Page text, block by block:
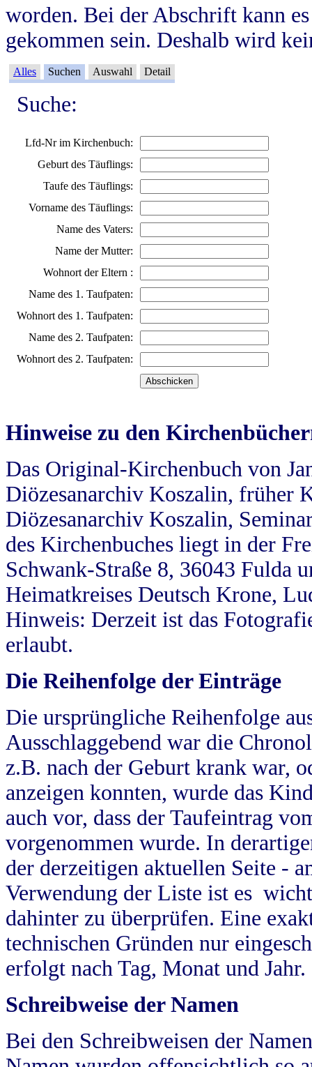
worden. Bei der Abschrift kann
gekommen sein. Deshalb wird
Alles Suchen Auswahl Detail
Suche:
Lfd-Nr im Kirchenbuch:
Geburt des Täuflings:
Taufe des Täuflings:
Vorname des Täuflings:
Name des Vaters:
Name der Mutter:
Wohnort der Eltern :
Name des 1. Taufpaten:
Wohnort des 1. Taufpaten:
Name des 2. Taufpaten:
Wohnort des 2. Taufpaten:
Hinweise zu den
Das Original-Kirchenbuch von
Diözesanarchiv Koszalin, früher
Diözesanarchiv Koszalin,
des Kirchenbuches liegt in der
Schwank-Straße 8, 36043 Fulda
Heimatkreises Deutsch Krone,
Hinweis: Derzeit ist das
erlaubt.
Die Reihenfolge der Einträge
Die ursprüngliche Reihenfolge
Ausschlaggebend war die
z.B. nach der Geburt krank war,
anzeigen konnten, wurde das
auch vor, dass der Taufeintrag
vorgenommen wurde. In
der derzeitigen aktuellen Seite -
Verwendung der Liste ist es
dahinter zu überprüfen. Eine
technischen Gründen nur
erfolgt nach Tag, Monat und Jahr.
Schreibweise der Namen
Bei den Schreibweisen der